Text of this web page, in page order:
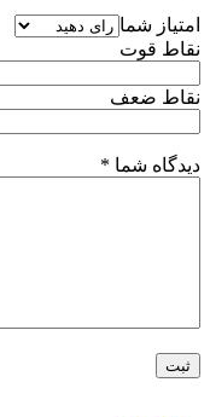
امتیاز شما
نقاط قوت
نقاط ضعف
دیدگاه شما *